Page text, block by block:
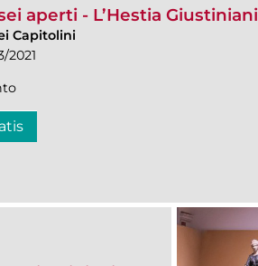
aperti - L’Hestia Giustiniani
Capitolini
2021